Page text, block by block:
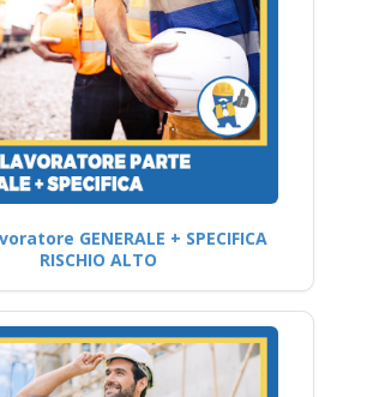
GENERALE + SPECIFICA
RISCHIO ALTO